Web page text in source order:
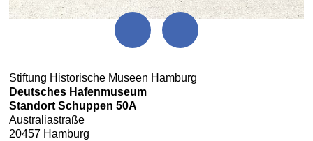
Stiftung Historische Museen Hamburg
Deutsches Hafenmuseum
Standort Schuppen 50A
Australiastraße
20457 Hamburg